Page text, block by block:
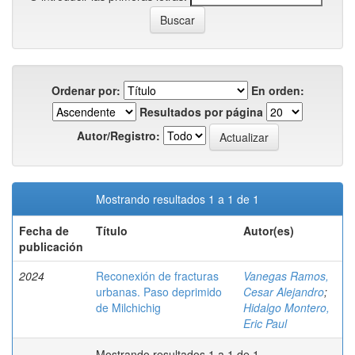
Ordenar por:
En orden:
Resultados por página
Autor/Registro:
Mostrando resultados 1 a 1 de 1
Fecha de
publicación
Título Autor(es)
2024
Reconexión de fracturas
urbanas. Paso deprimido
de Milchichig
Vanegas Ramos,
Cesar Alejandro;
Hidalgo Montero,
Eric Paul